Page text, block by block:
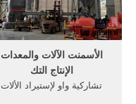
الأسمنت الآلات والمعدات
الإنتاج التك
تشاركية واو لإستيراد الألات